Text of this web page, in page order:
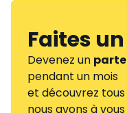
Faites
Devenez un
pendant un mois
et découvrez
nous avons à